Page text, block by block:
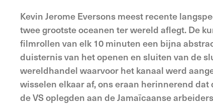
Kevin Jerome Eversons meest recente
twee grootste oceanen ter wereld aflegt. De
filmrollen van elk 10 minuten een bijna
duisternis van het openen en sluiten van de
wereldhandel waarvoor het kanaal werd
wisselen elkaar af, ons eraan herinnerend
de VS oplegden aan de Jamaïcaanse